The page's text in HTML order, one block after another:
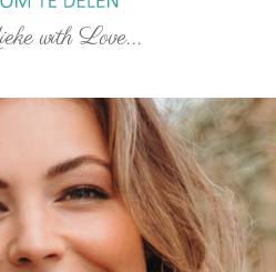
with Love...